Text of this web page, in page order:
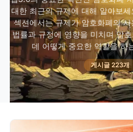
대한 최근의 규제에 대해 알아보
섹션에서는 규제가 암호화폐의
법률과 규정에 영향을 미치며 암
데 어떻게 중요한 역할을 하
게시글 223개